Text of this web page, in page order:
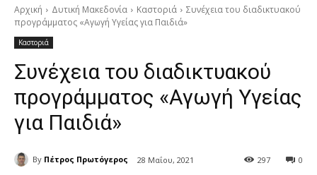
Αρχική Δυτική Μακεδονία Καστοριά
Συνέχεια του διαδικτυακού
προγράμματος «Αγωγή Υγείας για Παιδιά»
Καστοριά
Συνέχεια του διαδικτυακού
προγράμματος «Αγωγή Υγείας
για Παιδιά»
By Πέτρος Πρωτόγερος 28 Μαΐου, 2021 0
297